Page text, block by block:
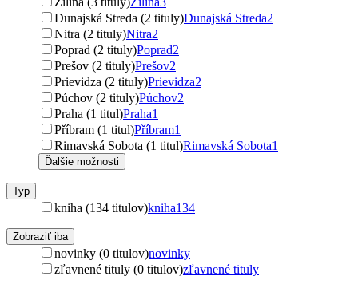
Dunajská Streda (2 tituly)Dunajská Streda2
Nitra (2 tituly)Nitra2
Poprad (2 tituly)Poprad2
Prešov (2 tituly)Prešov2
Prievidza (2 tituly)Prievidza2
Púchov (2 tituly)Púchov2
Praha (1 titul)Praha1
Příbram (1 titul)Příbram1
Rimavská Sobota (1 titul)Rimavská Sobota1
Ďalšie možnosti
Typ
kniha (134 titulov)kniha134
Zobraziť iba
novinky (0 titulov)novinky
zľavnené tituly (0 titulov)zľavnené tituly